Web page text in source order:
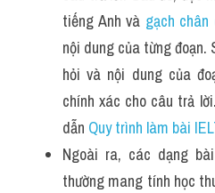
tiếng Anh và gạch
nội dung của từng đoạn.
hỏi và nội dung của
chính xác cho câu trả
dẫn Quy trình làm bài
Ngoài ra, các dạng
thường mang tính học